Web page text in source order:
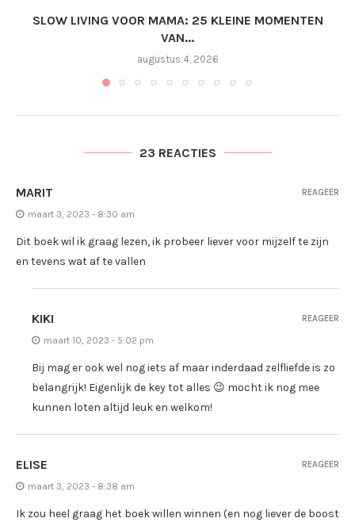
SLOW LIVING VOOR MAMA: 25 KLEINE MOMENTEN
VAN...
augustus 4, 2026
23 REACTIES
MARIT
maart 3, 2023 - 8:30 am
Dit boek wil ik graag lezen, ik probeer liever voor mijzelf te zijn
en tevens wat af te vallen
REAGEER
KIKI
maart 10, 2023 - 5:02 pm
Bij mag er ook wel nog iets af maar inderdaad zelfliefde is zo
belangrijk! Eigenlijk de key tot alles 😉 mocht ik nog mee
kunnen loten altijd leuk en welkom!
REAGEER
ELISE
maart 3, 2023 - 8:38 am
Ik zou heel graag het boek willen winnen (en nog liever de boost
REAGEER